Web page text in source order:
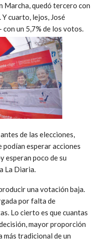
Marcha, quedó tercero con
cuarto, lejos, José
un 5,7% de los votos.
de las elecciones,
podían esperar acciones
esperan poco de su
La Diaria.
una votación baja.
por falta de
Lo cierto es que cuantas
mayor proporción
tradicional de un